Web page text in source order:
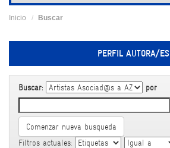
Inicio Buscar
PERFIL AUTORA/ES
Buscar: por
Comenzar nueva busqueda
Filtros actuales: